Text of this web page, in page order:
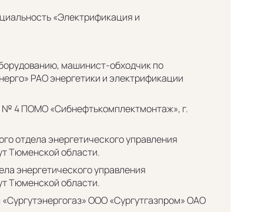
«Электрификация и
машинист-обходчик по
РАО энергетики и электрификации
№ 4 ПОМО «Сибнефтькомплектмонтаж», г.
отдела энергетического управления
Тюменской области.
энергетического управления
Тюменской области.
ООО «Сургутгазпром» ОАО